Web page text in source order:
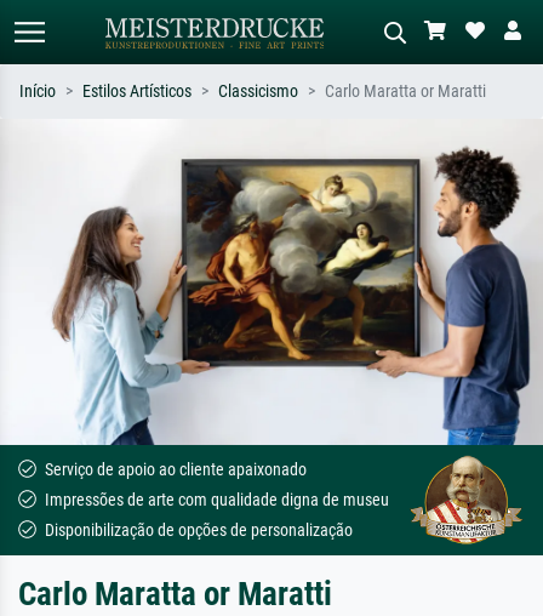
Pesquise por artista, título ou estilo –
ex: Monet, Noite Estrelada,
impressionismo, onda de Hokusai, nu.
Descreva a cena – ex: prado verde,
abstrato com muito vermelho, pintura
a óleo escura, nu em pé ao lado de
uma árvore.
Início Estilos Artísticos Classicismo Carlo Maratta or Maratti
Serviço de apoio ao cliente apaixonado
Impressões de arte com qualidade digna de museu
Disponibilização de opções de personalização
Carlo Maratta or Maratti